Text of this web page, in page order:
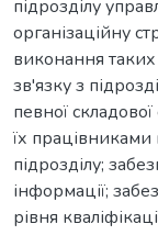
підрозділу
організаційну
виконання
зв'язку з
певної
їх працівниками
підрозділу;
інформації;
рівня